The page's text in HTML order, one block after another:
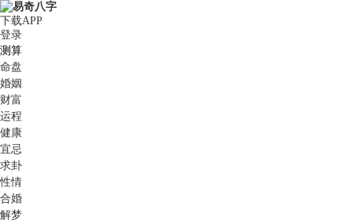
下载APP
登录
测算
命盘
婚姻
财富
运程
健康
宜忌
求卦
性情
合婚
解梦